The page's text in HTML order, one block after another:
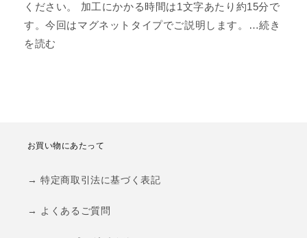
ください。 加工にかかる時間は1文字あたり約15分で
す。今回はマグネットタイプでご説明します。…続き
を読む
お買い物にあたって
→ 特定商取引法に基づく表記
→ よくあるご質問